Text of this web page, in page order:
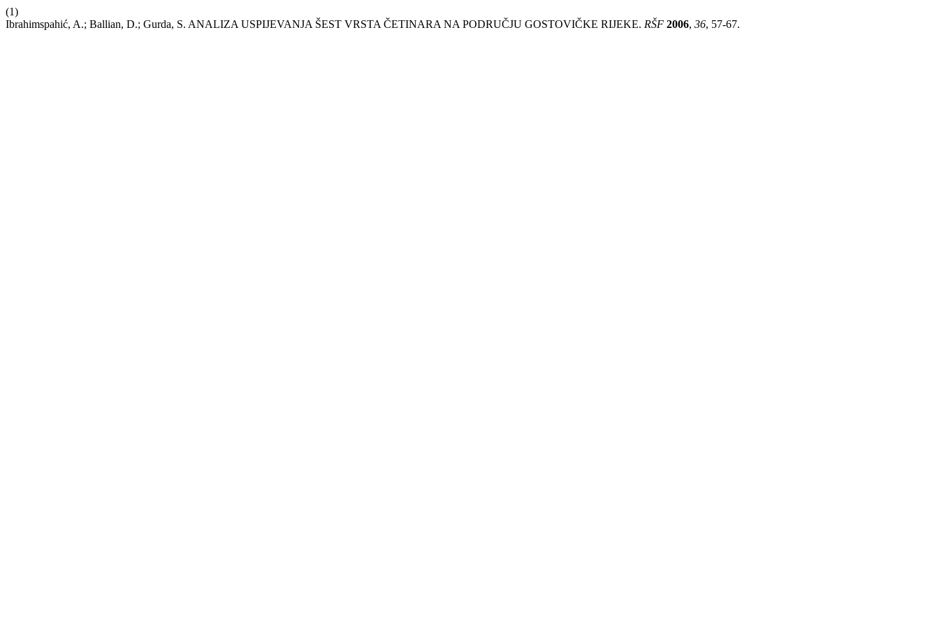
(1)
Ibrahimspahić, A.; Ballian, D.; Gurda, S. ANALIZA USPIJEVANJA ŠEST VRSTA ČETINARA NA PODRUČJU GOSTOVIČKE RIJEKE. RŠF 2006, 36, 57-67.